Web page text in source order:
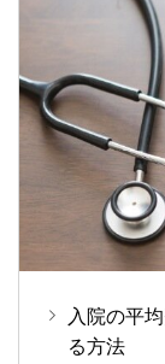
入院の平
る方法